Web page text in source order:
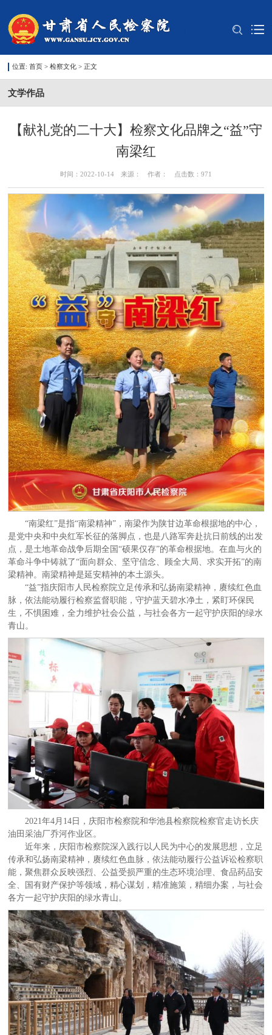
位置: 首页> 检察文化> 正文
文学作品
【献礼党的二十大】检察文化品牌之“益”守
南梁红
时间：2022-10-14 来源： 作者： 点击数： 971
“南梁红”是指“南梁精神”，南梁作为陕甘边革命根据地的中心，
是党中央和中央红军长征的落脚点，也是八路军奔赴抗日前线的出发
点，是土地革命战争后期全国“硕果仅存”的革命根据地。在血与火的
革命斗争中铸就了“面向群众、坚守信念、顾全大局、求实开拓”的南
梁精神。南梁精神是延安精神的本土源头。
“益”指庆阳市人民检察院立足传承和弘扬南梁精神，赓续红色血
脉，依法能动履行检察监督职能，守护蓝天碧水净土，紧盯环保民
生，不惧困难，全力维护社会公益，与社会各方一起守护庆阳的绿水
青山。
2021年4月14日，庆阳市检察院和华池县检察院检察官走访长庆
油田采油厂乔河作业区。
近年来，庆阳市检察院深入践行以人民为中心的发展思想，立足
传承和弘扬南梁精神，赓续红色血脉，依法能动履行公益诉讼检察职
能，聚焦群众反映强烈、公益受损严重的生态环境治理、食品药品安
全、国有财产保护等领域，精心谋划，精准施策，精细办案，与社会
各方一起守护庆阳的绿水青山。